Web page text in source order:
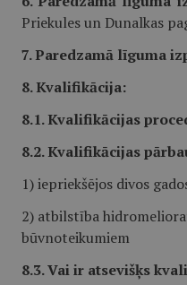
Priekules un Dunalkas
7. Paredzamā līguma
8. Kvalifikācija:
8.1. Kvalifikācijas
8.2. Kvalifikācijas
1) iepriekšējos divos
2) atbilstība
būvnoteikumiem
8.3. Vai ir atsevišķs